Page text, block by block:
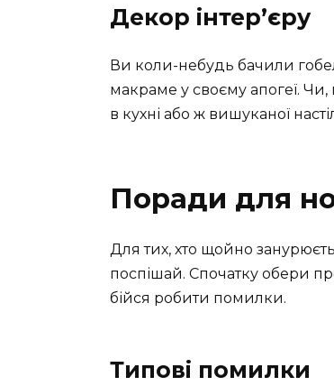
Декор інтер’єру
Ви коли-небудь бачили
макраме у своєму апогеї.
в кухні або ж вишуканої
Поради для
Для тих, хто щойно
поспішай. Спочатку обери
бійся робити помилки.
Типові помилки